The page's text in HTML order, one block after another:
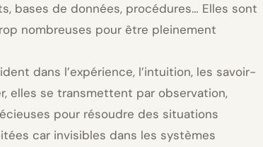
bases de données, procédures… Elles sont
nombreuses pour être pleinement
dans l’expérience, l’intuition, les savoir-
elles se transmettent par observation,
pour résoudre des situations
car invisibles dans les systèmes